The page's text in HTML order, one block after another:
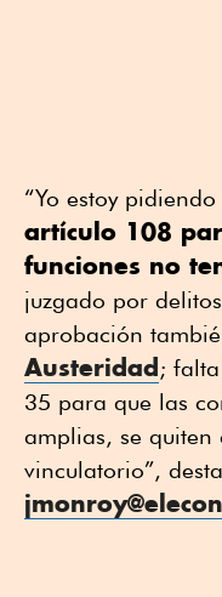
“Yo estoy pidiendo
artículo 108
funciones no
juzgado por
aprobación
Austeridad;
35 para que las
amplias, se quiten
vinculatorio”,